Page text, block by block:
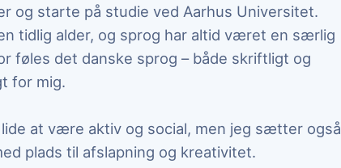
og starte på studie ved Aarhus Universitet.
tidlig alder, og sprog har altid været en særlig
føles det danske sprog – både skriftligt og
for mig.
at være aktiv og social, men jeg sætter også
plads til afslapning og kreativitet.